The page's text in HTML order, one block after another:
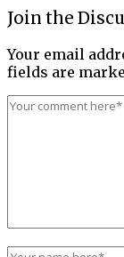
Join the
Your email
fields are